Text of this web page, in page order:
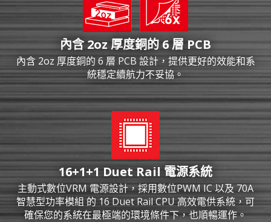
內含 2oz 厚度銅的 6 層 PCB
內含 2oz 厚度銅的 6 層 PCB 設計，提供更好的效能和系
統穩定續航力不妥協。
16+1+1 Duet Rail 電源系統
主動式數位VRM 電源設計，採用數位PWM IC 以及 70A
智慧型功率模組 的 16 Duet Rail CPU 高效電供系統，可
確保您的系統在最極端的環境條件下，也順暢運作。